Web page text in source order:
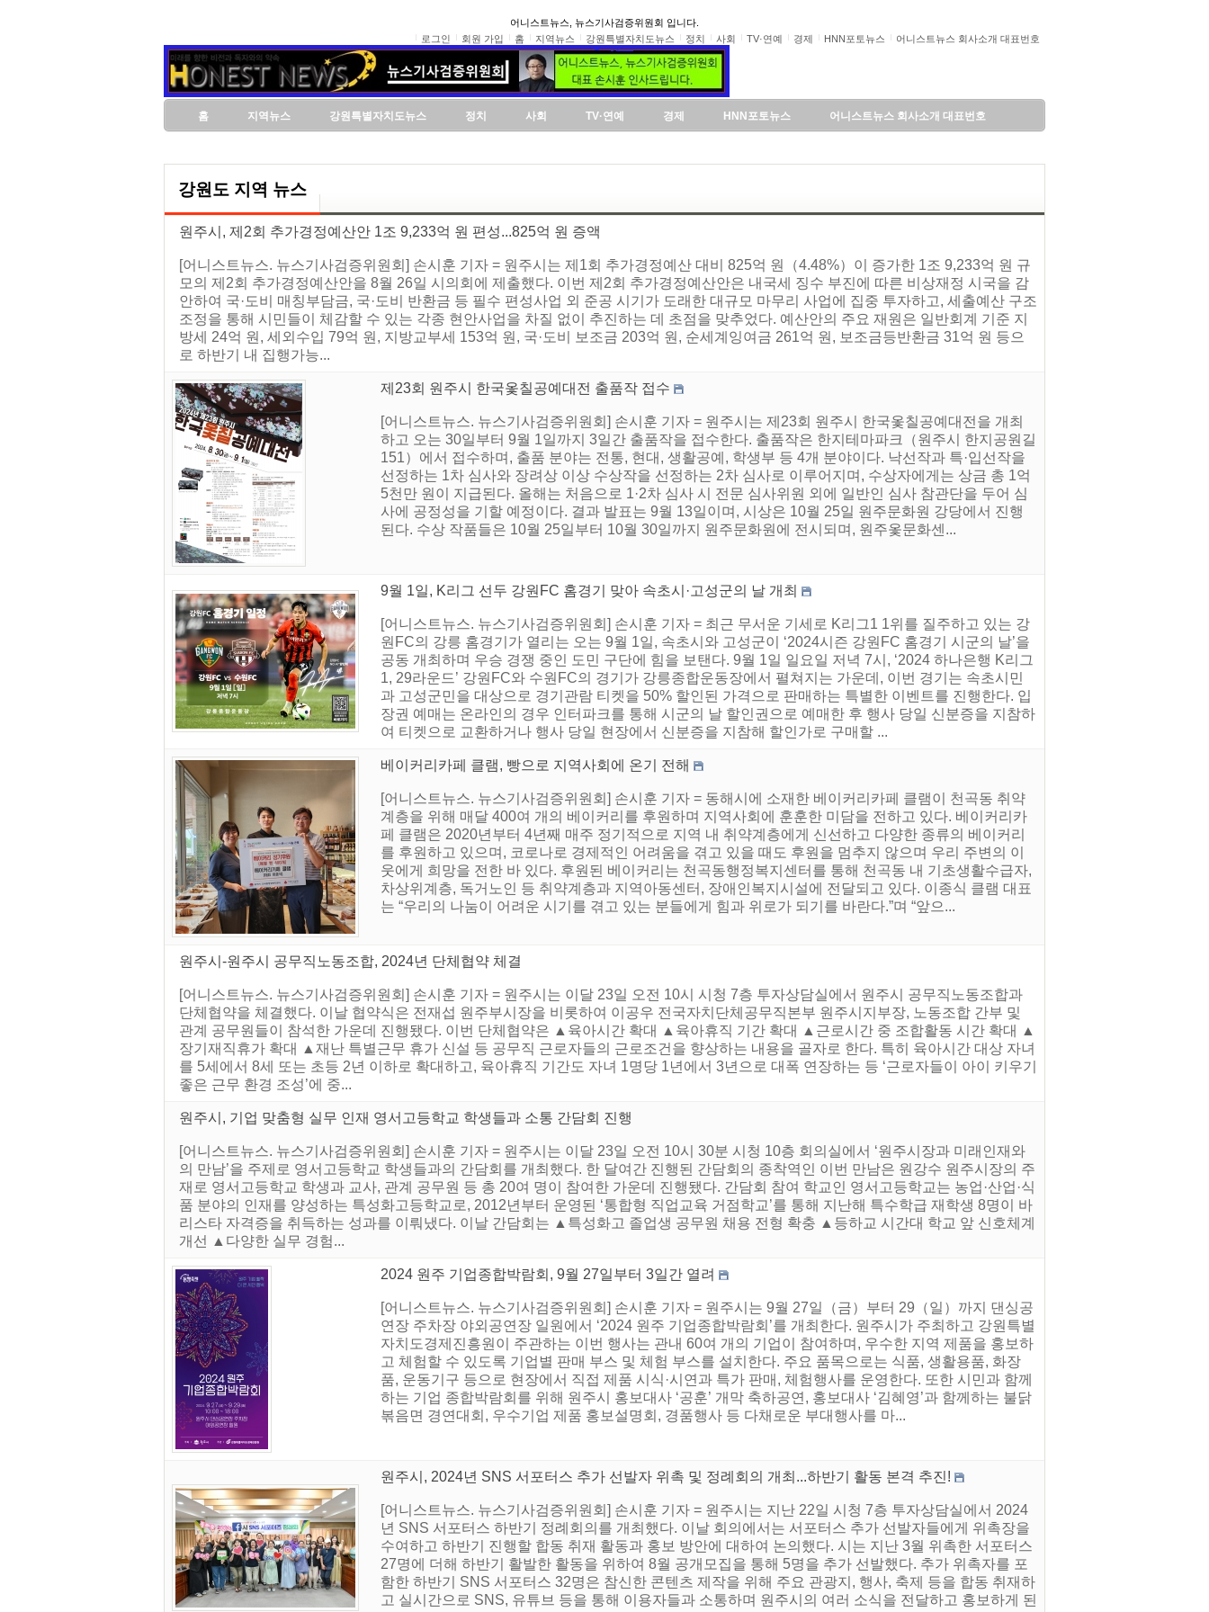
어니스트뉴스, 뉴스기사검증위원회 입니다.
로그인
회원 가입 홈 지역뉴스 강원특별자치도뉴스 정치 사회 TV·연예 경제 HNN포토뉴스 어니스트뉴스 회사소개 대표번호
홈 지역뉴스 강원특별자치도뉴스 정치 사회 TV·연예 경제 HNN포토뉴스 어니스트뉴스 회사소개 대표번호
강원도 지역 뉴스
원주시, 제2회 추가경정예산안 1조 9,233억 원 편성...825억 원 증액
[어니스트뉴스. 뉴스기사검증위원회] 손시훈 기자 = 원주시는 제1회 추가경정예산 대비 825억 원（4.48%）이 증가한 1조 9,233억 원 규
모의 제2회 추가경정예산안을 8월 26일 시의회에 제출했다. 이번 제2회 추가경정예산안은 내국세 징수 부진에 따른 비상재정 시국을 감
안하여 국·도비 매칭부담금, 국·도비 반환금 등 필수 편성사업 외 준공 시기가 도래한 대규모 마무리 사업에 집중 투자하고, 세출예산 구조
조정을 통해 시민들이 체감할 수 있는 각종 현안사업을 차질 없이 추진하는 데 초점을 맞추었다. 예산안의 주요 재원은 일반회계 기준 지
방세 24억 원, 세외수입 79억 원, 지방교부세 153억 원, 국·도비 보조금 203억 원, 순세계잉여금 261억 원, 보조금등반환금 31억 원 등으
로 하반기 내 집행가능...
제23회 원주시 한국옻칠공예대전 출품작 접수
[어니스트뉴스. 뉴스기사검증위원회] 손시훈 기자 = 원주시는 제23회 원주시 한국옻칠공예대전을 개최
하고 오는 30일부터 9월 1일까지 3일간 출품작을 접수한다. 출품작은 한지테마파크（원주시 한지공원길
151）에서 접수하며, 출품 분야는 전통, 현대, 생활공예, 학생부 등 4개 분야이다. 낙선작과 특·입선작을
선정하는 1차 심사와 장려상 이상 수상작을 선정하는 2차 심사로 이루어지며, 수상자에게는 상금 총 1억
5천만 원이 지급된다. 올해는 처음으로 1·2차 심사 시 전문 심사위원 외에 일반인 심사 참관단을 두어 심
사에 공정성을 기할 예정이다. 결과 발표는 9월 13일이며, 시상은 10월 25일 원주문화원 강당에서 진행
된다. 수상 작품들은 10월 25일부터 10월 30일까지 원주문화원에 전시되며, 원주옻문화센...
9월 1일, K리그 선두 강원FC 홈경기 맞아 속초시·고성군의 날 개최
[어니스트뉴스. 뉴스기사검증위원회] 손시훈 기자 = 최근 무서운 기세로 K리그1 1위를 질주하고 있는 강
원FC의 강릉 홈경기가 열리는 오는 9월 1일, 속초시와 고성군이 ‘2024시즌 강원FC 홈경기 시군의 날’을
공동 개최하며 우승 경쟁 중인 도민 구단에 힘을 보탠다. 9월 1일 일요일 저녁 7시, ‘2024 하나은행 K리그
1, 29라운드’ 강원FC와 수원FC의 경기가 강릉종합운동장에서 펼쳐지는 가운데, 이번 경기는 속초시민
과 고성군민을 대상으로 경기관람 티켓을 50% 할인된 가격으로 판매하는 특별한 이벤트를 진행한다. 입
장권 예매는 온라인의 경우 인터파크를 통해 시군의 날 할인권으로 예매한 후 행사 당일 신분증을 지참하
여 티켓으로 교환하거나 행사 당일 현장에서 신분증을 지참해 할인가로 구매할 ...
베이커리카페 클램, 빵으로 지역사회에 온기 전해
[어니스트뉴스. 뉴스기사검증위원회] 손시훈 기자 = 동해시에 소재한 베이커리카페 클램이 천곡동 취약
계층을 위해 매달 400여 개의 베이커리를 후원하며 지역사회에 훈훈한 미담을 전하고 있다. 베이커리카
페 클램은 2020년부터 4년째 매주 정기적으로 지역 내 취약계층에게 신선하고 다양한 종류의 베이커리
를 후원하고 있으며, 코로나로 경제적인 어려움을 겪고 있을 때도 후원을 멈추지 않으며 우리 주변의 이
웃에게 희망을 전한 바 있다. 후원된 베이커리는 천곡동행정복지센터를 통해 천곡동 내 기초생활수급자,
차상위계층, 독거노인 등 취약계층과 지역아동센터, 장애인복지시설에 전달되고 있다. 이종식 클램 대표
는 “우리의 나눔이 어려운 시기를 겪고 있는 분들에게 힘과 위로가 되기를 바란다.”며 “앞으...
원주시-원주시 공무직노동조합, 2024년 단체협약 체결
[어니스트뉴스. 뉴스기사검증위원회] 손시훈 기자 = 원주시는 이달 23일 오전 10시 시청 7층 투자상담실에서 원주시 공무직노동조합과
단체협약을 체결했다. 이날 협약식은 전재섭 원주부시장을 비롯하여 이공우 전국자치단체공무직본부 원주시지부장, 노동조합 간부 및
관계 공무원들이 참석한 가운데 진행됐다. 이번 단체협약은 ▲육아시간 확대 ▲육아휴직 기간 확대 ▲근로시간 중 조합활동 시간 확대 ▲
장기재직휴가 확대 ▲재난 특별근무 휴가 신설 등 공무직 근로자들의 근로조건을 향상하는 내용을 골자로 한다. 특히 육아시간 대상 자녀
를 5세에서 8세 또는 초등 2년 이하로 확대하고, 육아휴직 기간도 자녀 1명당 1년에서 3년으로 대폭 연장하는 등 ‘근로자들이 아이 키우기
좋은 근무 환경 조성’에 중...
원주시, 기업 맞춤형 실무 인재 영서고등학교 학생들과 소통 간담회 진행
[어니스트뉴스. 뉴스기사검증위원회] 손시훈 기자 = 원주시는 이달 23일 오전 10시 30분 시청 10층 회의실에서 ‘원주시장과 미래인재와
의 만남’을 주제로 영서고등학교 학생들과의 간담회를 개최했다. 한 달여간 진행된 간담회의 종착역인 이번 만남은 원강수 원주시장의 주
재로 영서고등학교 학생과 교사, 관계 공무원 등 총 20여 명이 참여한 가운데 진행됐다. 간담회 참여 학교인 영서고등학교는 농업·산업·식
품 분야의 인재를 양성하는 특성화고등학교로, 2012년부터 운영된 ‘통합형 직업교육 거점학교’를 통해 지난해 특수학급 재학생 8명이 바
리스타 자격증을 취득하는 성과를 이뤄냈다. 이날 간담회는 ▲특성화고 졸업생 공무원 채용 전형 확충 ▲등하교 시간대 학교 앞 신호체계
개선 ▲다양한 실무 경험...
2024 원주 기업종합박람회, 9월 27일부터 3일간 열려
[어니스트뉴스. 뉴스기사검증위원회] 손시훈 기자 = 원주시는 9월 27일（금）부터 29（일）까지 댄싱공
연장 주차장 야외공연장 일원에서 ‘2024 원주 기업종합박람회’를 개최한다. 원주시가 주최하고 강원특별
자치도경제진흥원이 주관하는 이번 행사는 관내 60여 개의 기업이 참여하며, 우수한 지역 제품을 홍보하
고 체험할 수 있도록 기업별 판매 부스 및 체험 부스를 설치한다. 주요 품목으로는 식품, 생활용품, 화장
품, 운동기구 등으로 현장에서 직접 제품 시식·시연과 특가 판매, 체험행사를 운영한다. 또한 시민과 함께
하는 기업 종합박람회를 위해 원주시 홍보대사 ‘공훈’ 개막 축하공연, 홍보대사 ‘김혜영’과 함께하는 불닭
볶음면 경연대회, 우수기업 제품 홍보설명회, 경품행사 등 다채로운 부대행사를 마...
원주시, 2024년 SNS 서포터스 추가 선발자 위촉 및 정례회의 개최...하반기 활동 본격 추진!
[어니스트뉴스. 뉴스기사검증위원회] 손시훈 기자 = 원주시는 지난 22일 시청 7층 투자상담실에서 2024
년 SNS 서포터스 하반기 정례회의를 개최했다. 이날 회의에서는 서포터스 추가 선발자들에게 위촉장을
수여하고 하반기 진행할 합동 취재 활동과 홍보 방안에 대하여 논의했다. 시는 지난 3월 위촉한 서포터스
27명에 더해 하반기 활발한 활동을 위하여 8월 공개모집을 통해 5명을 추가 선발했다. 추가 위촉자를 포
함한 하반기 SNS 서포터스 32명은 참신한 콘텐츠 제작을 위해 주요 관광지, 행사, 축제 등을 합동 취재하
고 실시간으로 SNS, 유튜브 등을 통해 이용자들과 소통하며 원주시의 여러 소식을 전달하고 홍보하게 된